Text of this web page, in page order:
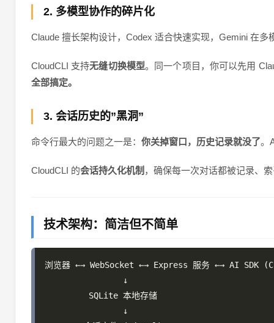
2. 多模型协作的碎片化
Claude 擅长架构设计，Codex 适合快速实现，Gemini 在
CloudCLI 支持无缝切换模型。同一个项目，你可以先用
全部搞定。
3. 会话历史的”黑洞”
命令行最大的问题之一是： 你关掉窗口，历史记录就没了。
CloudCLI 的会话持久化机制 ，确保每一次对话都被记录、
技术架构：简洁但不简单
浏览器 ←→ WebSocket ←→ Express 服务 ←→ AI SDK
                ↓
         SQLite 本地存储
                ↓